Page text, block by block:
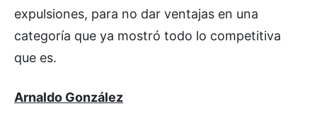
expulsiones, para no dar ventajas en una
categoría que ya mostró todo lo competitiva
que es.
Arnaldo González